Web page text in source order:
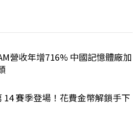
營收年增716% 中國記憶體廠加
14 賽季登場！花費金幣解鎖手下